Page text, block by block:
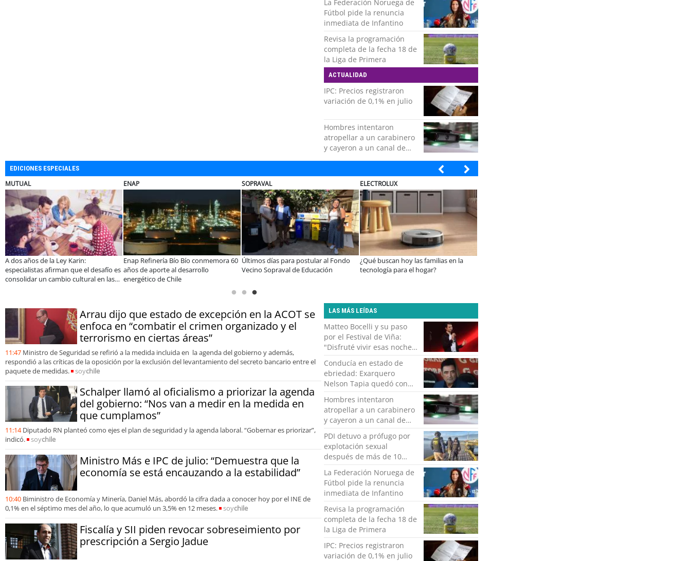
La Federación Noruega de
Fútbol pide la renuncia
inmediata de Infantino
Revisa la programación
completa de la fecha 18 de
la Liga de Primera
ACTUALIDAD
IPC: Precios registraron
variación de 0,1% en julio
Hombres intentaron
atropellar a un carabinero
y cayeron a un canal de
EDICIONES ESPECIALES
EBI CHILE
EBI Chile reúne a expertos para
abordar desafíos de inversión e
infraestructura en gestión circular de
SOPRAVAL
Más de 1.600 alumnos han sido parte
de programa Súper Sano de Sopraval
en lo que va del año
ULTRAPORT
Miguel Palacios asume la presidencia
de Magallanes Puerto Sostenible con
ULTRAPORT
Estudiantes de la UCN desarrollan
tecnología para modernizar la
Arrau dijo que estado de excepción en la ACOT se
enfoca en “combatir el crimen organizado y el
terrorismo en ciertas áreas”
11:47 Ministro de Seguridad se refirió a la medida incluida en la agenda del gobierno y además,
respondió a las críticas de la oposición por la exclusión del levantamiento del secreto bancario entre el
paquete de medidas.
soychile
Schalper llamó al oficialismo a priorizar la agenda
del gobierno: “Nos van a medir en la medida en
que cumplamos”
11:14 Diputado RN planteó como ejes el plan de seguridad y la agenda laboral. “Gobernar es priorizar”,
indicó.
soychile
Ministro Más e IPC de julio: “Demuestra que la
economía se está encauzando a la estabilidad”
10:40 Biministro de Economía y Minería, Daniel Más, abordó la cifra dada a conocer hoy por el INE de
0,1% en el séptimo mes del año, lo que acumuló un 3,5% en 12 meses.
soychile
Fiscalía y SII piden revocar sobreseimiento por
prescripción a Sergio Jadue
LAS MÁS LEÍDAS
Matteo Bocelli y su paso
por el Festival de Viña:
"Disfruté vivir esas noches.
Es momento de volver con
mi show"
Conducía en estado de
ebriedad: Exarquero
Nelson Tapia quedó con
lesiones graves tras
accidente vehicular
Hombres intentaron
atropellar a un carabinero
y cayeron a un canal de
regadío en Peñalolén
PDI detuvo a prófugo por
explotación sexual
después de más de 10
horas de navegación en la
zona austral
La Federación Noruega de
Fútbol pide la renuncia
inmediata de Infantino
Revisa la programación
completa de la fecha 18 de
la Liga de Primera
IPC: Precios registraron
variación de 0,1% en julio